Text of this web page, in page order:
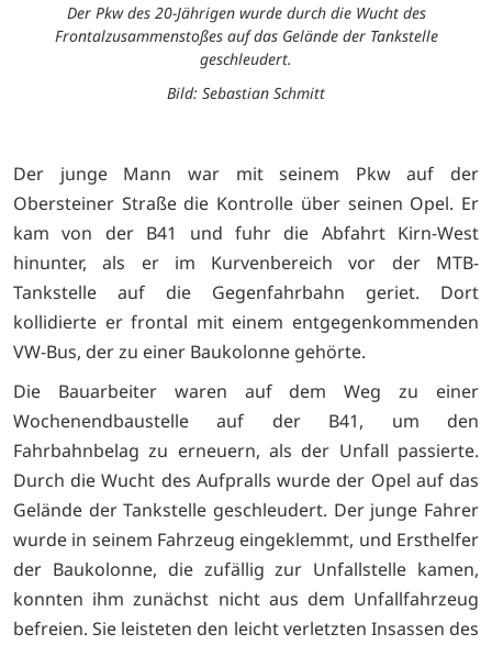
Der Pkw des 20-Jährigen wurde durch die Wucht des
Frontalzusammenstoßes auf das Gelände der Tankstelle
geschleudert.
Bild: Sebastian Schmitt
Der junge Mann war mit seinem Pkw auf der
Obersteiner Straße die Kontrolle über seinen Opel. Er
kam von der B41 und fuhr die Abfahrt Kirn-West
hinunter, als er im Kurvenbereich vor der MTB-
Tankstelle auf die Gegenfahrbahn geriet. Dort
kollidierte er frontal mit einem entgegenkommenden
VW-Bus, der zu einer Baukolonne gehörte.
Die Bauarbeiter waren auf dem Weg zu einer
Wochenendbaustelle auf der B41, um den
Fahrbahnbelag zu erneuern, als der Unfall passierte.
Durch die Wucht des Aufpralls wurde der Opel auf das
Gelände der Tankstelle geschleudert. Der junge Fahrer
wurde in seinem Fahrzeug eingeklemmt, und Ersthelfer
der Baukolonne, die zufällig zur Unfallstelle kamen,
konnten ihm zunächst nicht aus dem Unfallfahrzeug
befreien. Sie leisteten den leicht verletzten Insassen des